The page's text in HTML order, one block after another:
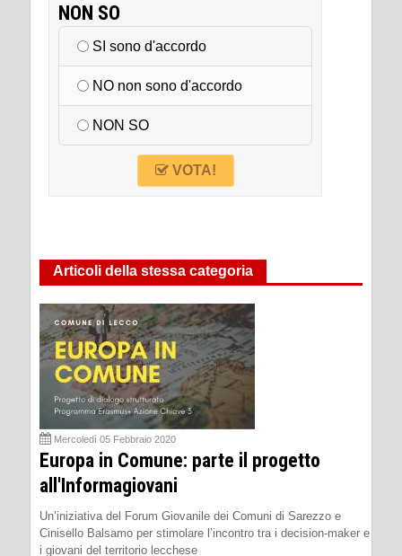
NON SO
SI sono d'accordo
NO non sono d'accordo
NON SO
VOTA!
Articoli della stessa categoria
Mercoledì 05 Febbraio 2020
Europa in Comune: parte il progetto
all'Informagiovani
Un’iniziativa del Forum Giovanile dei Comuni di Sarezzo e
Cinisello Balsamo per stimolare l’incontro tra i decision-maker e
i giovani del territorio lecchese